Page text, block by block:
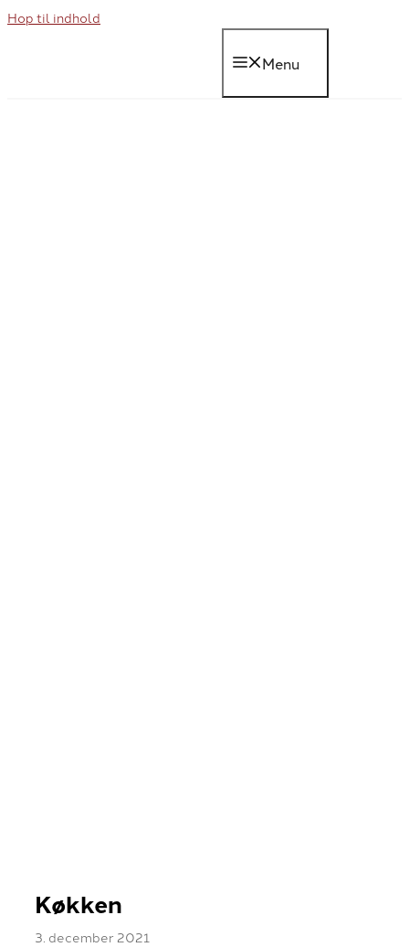
Hop til indhold
Menu
Køkken
3. december 2021